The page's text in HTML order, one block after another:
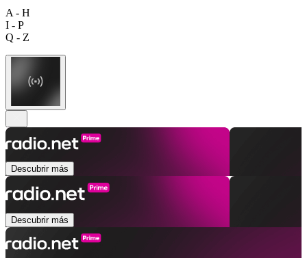
A - H
I - P
Q - Z
Descubrir más
Descubrir más